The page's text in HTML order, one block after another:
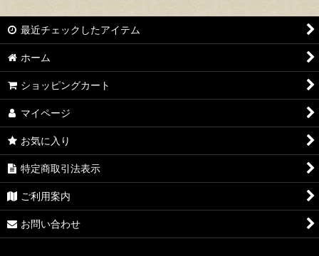
最近チェックしたアイテム
ホーム
ショッピングカート
マイページ
お気に入り
特定商取引法表示
ご利用案内
お問い合わせ